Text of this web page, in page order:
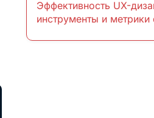
Эффективность UX-
инструменты и метрики